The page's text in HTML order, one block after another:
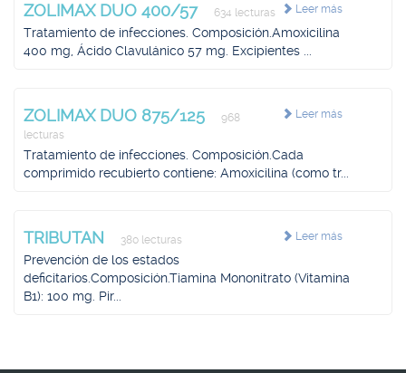
Leer más
ZOLIMAX DUO 400/57 634 lecturas
Tratamiento de infecciones. Composición.Amoxicilina
400 mg, Ácido Clavulánico 57 mg. Excipientes ...
Leer más
ZOLIMAX DUO 875/125
968
lecturas
Tratamiento de infecciones. Composición.Cada
comprimido recubierto contiene: Amoxicilina (como tr...
Leer más
TRIBUTAN 380 lecturas
Prevención de los estados
deficitarios.Composición.Tiamina Mononitrato (Vitamina
B1): 100 mg. Pir...